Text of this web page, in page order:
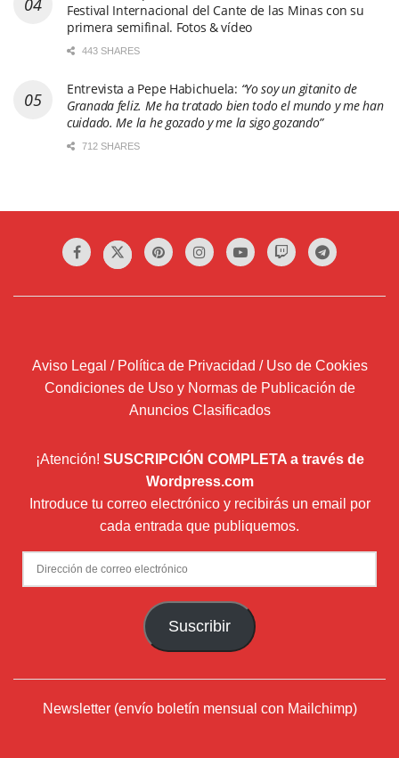
Festival Internacional del Cante de las Minas con su
primera semifinal. Fotos & vídeo
443 SHARES
Entrevista a Pepe Habichuela: “Yo soy un gitanito de
Granada feliz. Me ha tratado bien todo el mundo y me han
cuidado. Me la he gozado y me la sigo gozando”
712 SHARES
Aviso Legal / Política de Privacidad / Uso de Cookies
Condiciones de Uso y Normas de Publicación de
Anuncios Clasificados
¡Atención! SUSCRIPCIÓN COMPLETA a través de
Wordpress.com
Introduce tu correo electrónico y recibirás un email por
cada entrada que publiquemos.
Dirección
de
Suscribir
Newsletter (envío boletín mensual con Mailchimp)